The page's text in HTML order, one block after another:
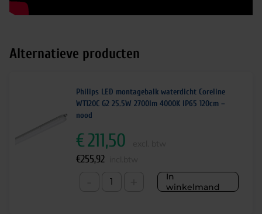
Alternatieve producten
Philips LED montagebalk waterdicht Coreline
WT120C G2 25.5W 2700lm 4000K IP65 120cm –
nood
In
winkelmand
€211,50
€255,92